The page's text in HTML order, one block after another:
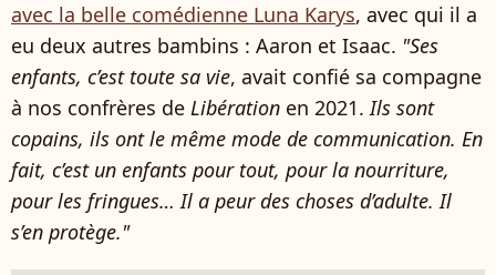
avec la belle comédienne Luna Karys, avec qui il a
eu deux autres bambins : Aaron et Isaac. "Ses
enfants, c’est toute sa vie, avait confié sa compagne
à nos confrères de Libération en 2021.Ils sont
copains, ils ont le même mode de communication. En
fait, c’est un enfants pour tout, pour la nourriture,
pour les fringues… Il a peur des choses d’adulte. Il
s’en protège."